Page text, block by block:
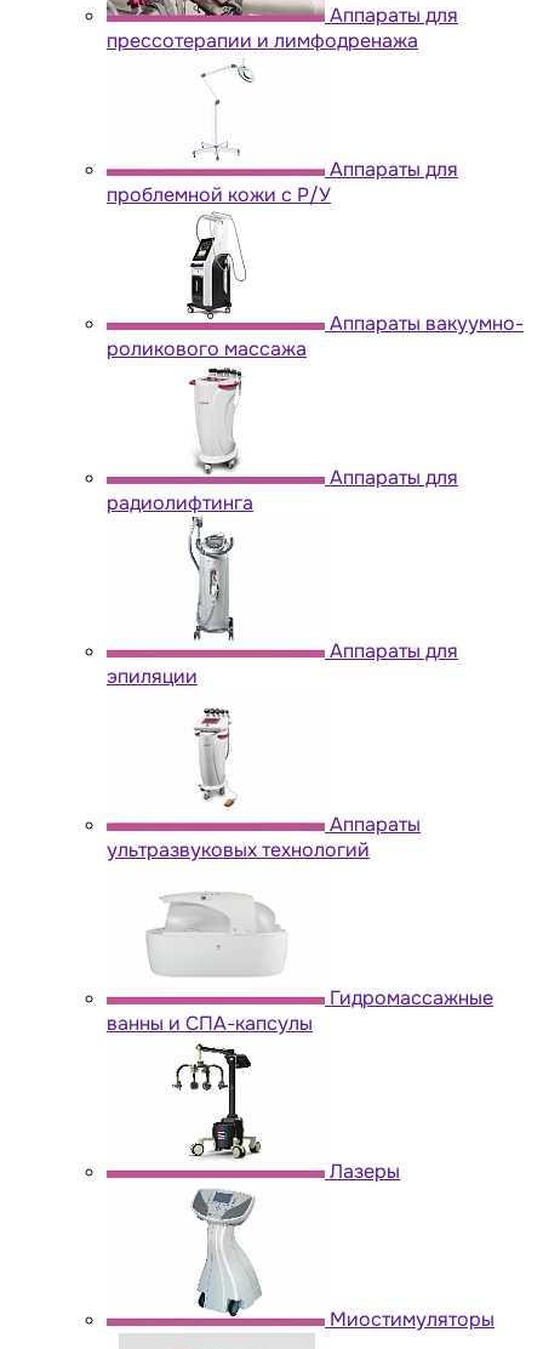
Аппараты для
прессотерапии и лимфодренажа
Аппараты для
проблемной кожи с Р/У
Аппараты вакуумно-
роликового массажа
Аппараты для
радиолифтинга
Аппараты для
эпиляции
Аппараты
ультразвуковых технологий
Гидромассажные
ванны и СПА-капсулы
Лазеры
Миостимуляторы